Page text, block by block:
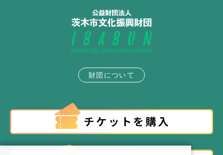
財団について